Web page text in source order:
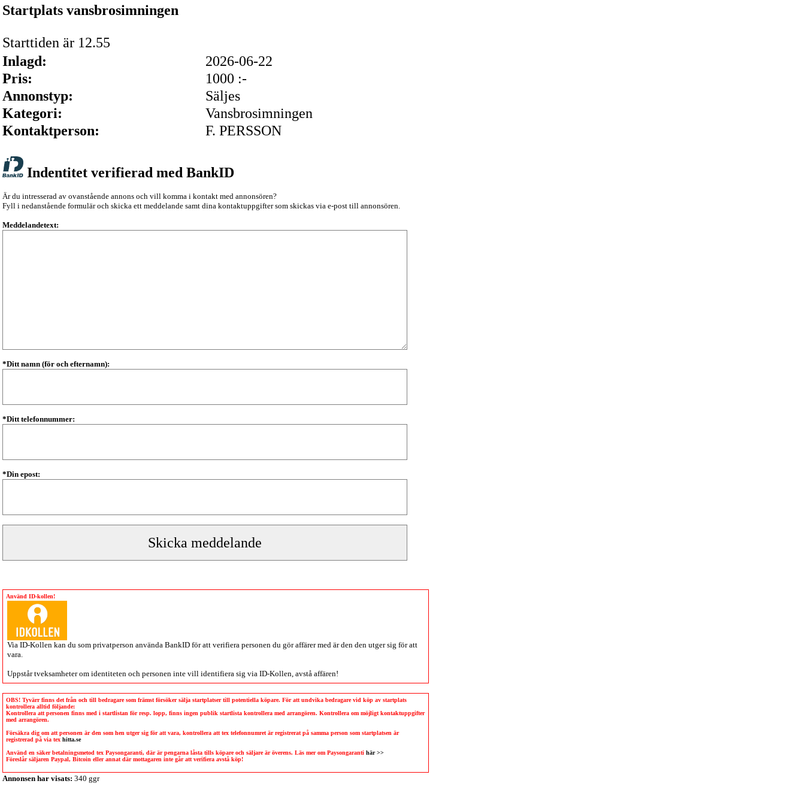
Startplats vansbrosimningen
Starttiden är 12.55
Inlagd:
2026-06-22
Pris:
1000 :-
Annonstyp:
Säljes
Kategori:
Vansbrosimningen
Kontaktperson:
F. PERSSON
Indentitet verifierad med BankID
Är du intresserad av ovanstående annons och vill komma i kontakt med annonsören?
Fyll i nedanstående formulär och skicka ett meddelande samt dina kontaktuppgifter som skickas via e-post till annonsören.
Meddelandetext:
*Ditt namn (för och efternamn):
*Ditt telefonnummer:
*Din epost:
Använd ID-kollen!
Via ID-Kollen kan du som privatperson använda BankID för att verifiera personen du gör affärer med är den den utger sig för att
vara.
Uppstår tveksamheter om identiteten och personen inte vill identifiera sig via ID-Kollen , avstå affären!
OBS! Tyvärr finns det från och till bedragare som främst försöker sälja startplatser till potentiella köpare. För att undvika bedragare vid köp av startplats
kontrollera alltid följande:
Kontrollera att personen finns med i startlistan för resp. lopp, finns ingen publik startlista kontrollera med arrangören. Kontrollera om möjligt kontaktuppgifter
med arrangören.
Försäkra dig om att personen är den som hen utger sig för att vara, kontrollera att tex telefonnumret är registrerat på samma person som startplatsen är
registrerad på via tex hitta.se
Använd en säker betalningsmetod tex Paysongaranti, där är pengarna låsta tills köpare och säljare är överens. Läs mer om Paysongaranti här >>
Föreslår säljaren Paypal, Bitcoin eller annat där mottagaren inte går att verifiera avstå köp!
Annonsen har visats: 340 ggr